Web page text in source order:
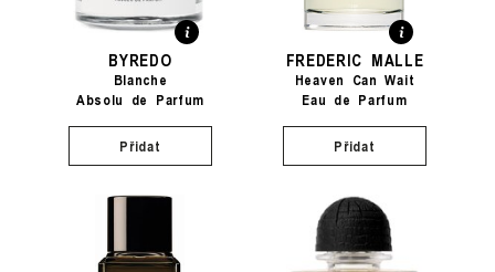
BYREDO
Blanche
Absolu de Parfum
Přidat
FREDERIC MALLE
Heaven Can Wait
Eau de Parfum
Přidat